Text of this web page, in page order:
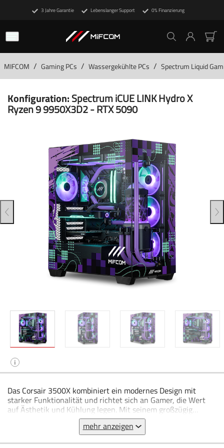
3 Jahre Garantie Lebenslanger Support 0% Finanzierung
MIFCOM / Gaming PCs / Wassergekühlte PCs / Spectrum Liquid
Konfiguration:Spectrum iCUE LINK Hydro X
Ryzen 9 9950X3D2 - RTX 5090
i
Das Corsair 3500X kombiniert ein modernes Design mit
starker Funktionalität und richtet sich an Gamer, die Wert
auf Ästhetik und Kühlung legen. Mit seinem großzügig
dimensionierten Innenraum und drei Glasflächen präsentiert
sich das Gehäuse besonders offen und eignet sich ideal, um
leistungsstarke Komponenten wirkungsvoll in Szene zu
mehr anzeigen